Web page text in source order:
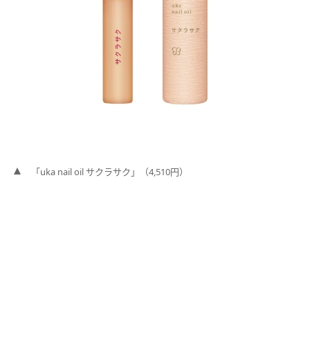
「uka nail oil サクラサク」（4,510円）